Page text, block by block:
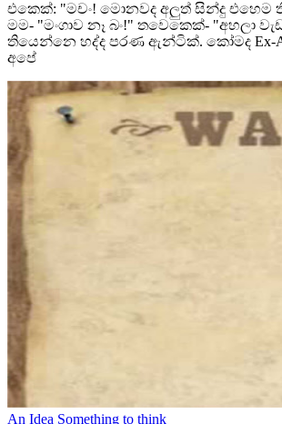
එකෙක්: "මචං! මොනවද අලුත් සින්දු එහෙම
මම- "මංගාව නෑ බං!" තවෙකෙක්- "අහලා
තියෙන්නෙ හද්ද පරණ ඇන්ටික්. කෝමද Ex-
අපේ
An Idea Something to think